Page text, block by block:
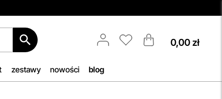
Darmowa Dostawa i Zwrot
błyskawicznej i efektywnej realizacji
zamówień w naszym sklepie. Dzięki
0,00 zł
zestawy nowości blog